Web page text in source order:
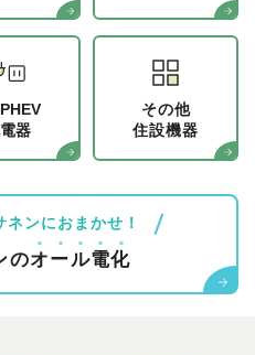
器
その他
住設機器
ンにおまかせ！
のオール電化